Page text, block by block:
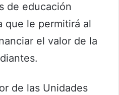
de educación
que le permitirá al
el valor de la
de las Unidades